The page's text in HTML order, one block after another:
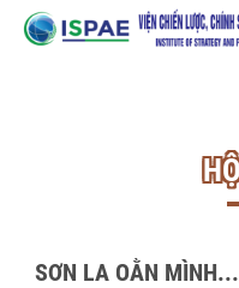
SƠN LA OẰN